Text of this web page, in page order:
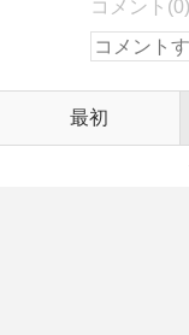
コメント(0)
最初